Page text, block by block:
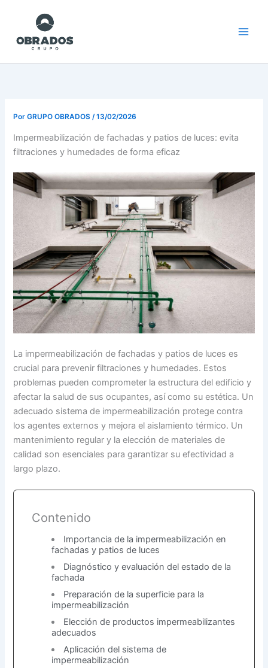
contenido
PorGRUPO OBRADOS /13/02/2026
Impermeabilización de fachadas y patios de luces: evita
filtraciones y humedades de forma eficaz
La impermeabilización de fachadas y patios de luces es
crucial para prevenir filtraciones y humedades. Estos
problemas pueden comprometer la estructura del edificio y
afectar la salud de sus ocupantes, así como su estética. Un
adecuado sistema de impermeabilización protege contra
los agentes externos y mejora el aislamiento térmico. Un
mantenimiento regular y la elección de materiales de
calidad son esenciales para garantizar su efectividad a
largo plazo.
Contenido
Importancia de la impermeabilización en
fachadas y patios de luces
Diagnóstico y evaluación del estado de la
fachada
Preparación de la superficie para la
impermeabilización
Elección de productos impermeabilizantes
adecuados
Aplicación del sistema de
impermeabilización